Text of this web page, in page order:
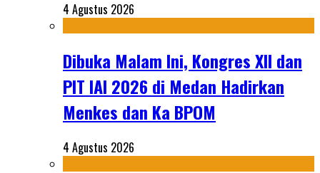
4 Agustus 2026
Dibuka Malam Ini, Kongres XII dan
PIT IAI 2026 di Medan Hadirkan
Menkes dan Ka BPOM
4 Agustus 2026